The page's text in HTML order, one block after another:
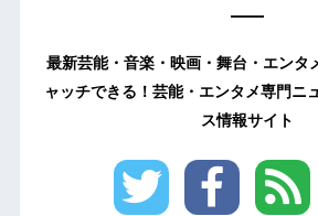
最新芸能・音楽・映画・舞台・エンタ
ャッチできる！芸能・エンタメ専門ニ
ス情報サイト